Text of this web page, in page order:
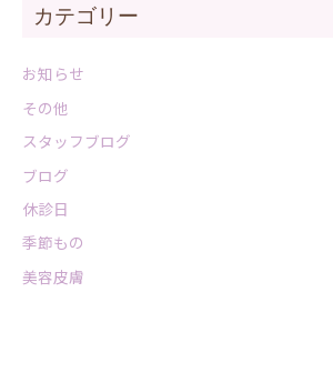
カテゴリー
お知らせ
その他
スタッフブログ
ブログ
休診日
季節もの
美容皮膚